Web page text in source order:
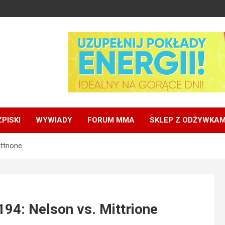
WYWIADY FORUM MMA SKLEP Z
Nelson vs. Mittrione